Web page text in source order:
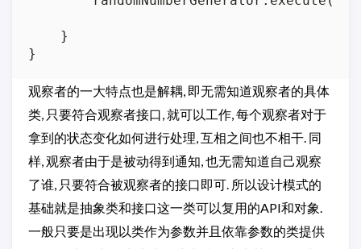
    }
观察者的一大特点也是解耦, 即无需知道观察者的具体
类, 只要符合观察者接口, 就可以工作, 每个观察者对于
拿到的状态变化如何进行处理, 互相之间也不相干. 同
样, 观察者由于是被动得到通知, 也无需知道自己观察
了谁, 只要符合被观察者的接口即可. 所以设计模式的
基础就是抽象类和接口这一类可以复用的API和对象.
一般只要是出现以类作为参数并且依靠参数的类提供